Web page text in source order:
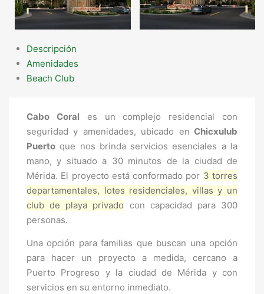
Descripción
Amenidades
Beach Club
Cabo Coral es un complejo residencial con
seguridad y amenidades, ubicado en Chicxulub
Puerto que nos brinda servicios esenciales a la
mano, y situado a 30 minutos de la ciudad de
Mérida. El proyecto está conformado por 3 torres
departamentales, lotes residenciales, villas y un
club de playa privado con capacidad para 300
personas.
Una opción para familias que buscan una opción
para hacer un proyecto a medida, cercano a
Puerto Progreso y la ciudad de Mérida y con
servicios en su entorno inmediato.